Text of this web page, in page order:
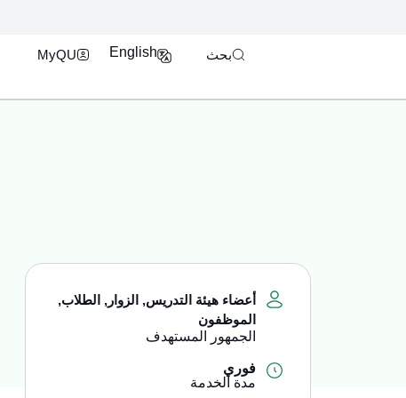
بحث English
MyQU
أعضاء هيئة التدريس, الزوار , الطلاب,
الموظفون
الجمهور المستهدف
فوري
مدة الخدمة